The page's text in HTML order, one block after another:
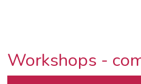
Workshops -